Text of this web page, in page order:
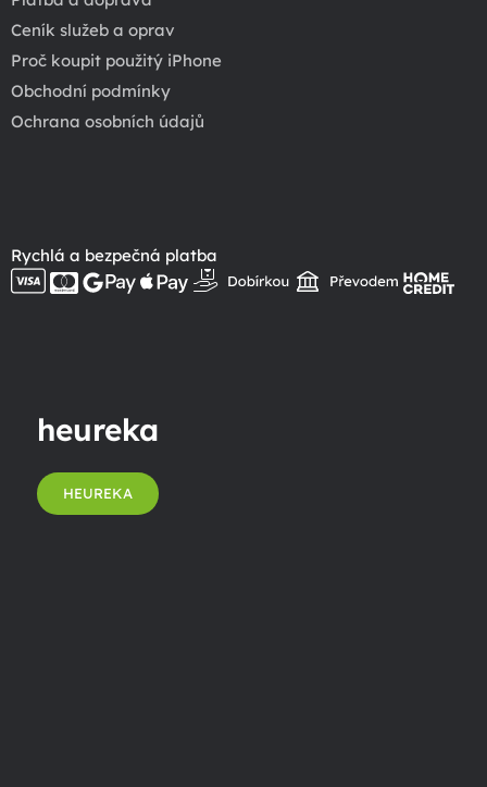
Ceník služeb a oprav
Proč koupit použitý iPhone
Obchodní podmínky
Ochrana osobních údajů
Rychlá a bezpečná platba
heureka
HEUREKA